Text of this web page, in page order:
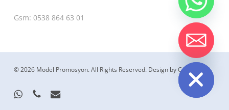
Gsm: 0538 864 63 01
© 2026 Model Promosyon. All Rights Reserved. Design by CemUyguc
whatsappphone email
Hide
chaty